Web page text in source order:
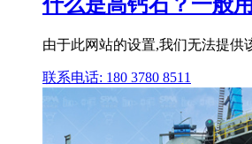
什么是高钙石？一般
由于此网站的设置,我们无法提供
联系电话: 180 3780 8511